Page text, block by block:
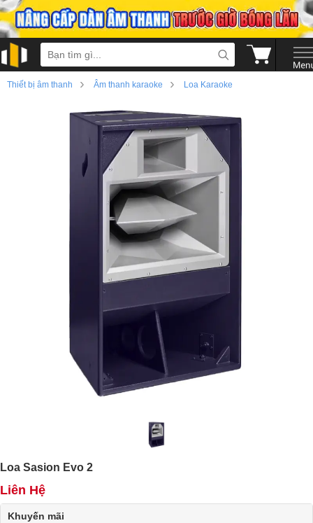
Thiết bị âm thanh › Âm thanh karaoke › Loa Karaoke
Loa Sasion Evo 2
Liên Hệ
Khuyến mãi